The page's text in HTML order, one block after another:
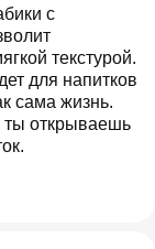
с
текстурой.
для напитков
сама жизнь.
ты открываешь